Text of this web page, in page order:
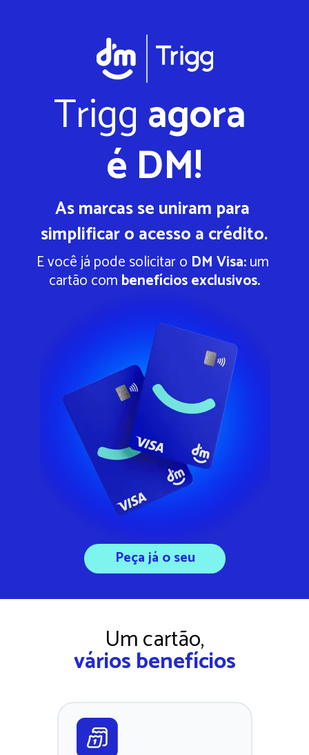
Trigg agora
é DM!
As marcas se uniram para
simplificar o acesso a crédito.
E você já pode solicitar o DM Visa: um
cartão com benefícios exclusivos.
Peça já o seu
Um cartão,
vários benefícios